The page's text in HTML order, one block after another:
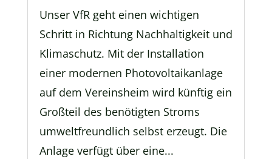
Unser VfR geht einen wichtigen
Schritt in Richtung Nachhaltigkeit und
Klimaschutz. Mit der Installation
einer modernen Photovoltaikanlage
auf dem Vereinsheim wird künftig ein
Großteil des benötigten Stroms
umweltfreundlich selbst erzeugt. Die
Anlage verfügt über eine...